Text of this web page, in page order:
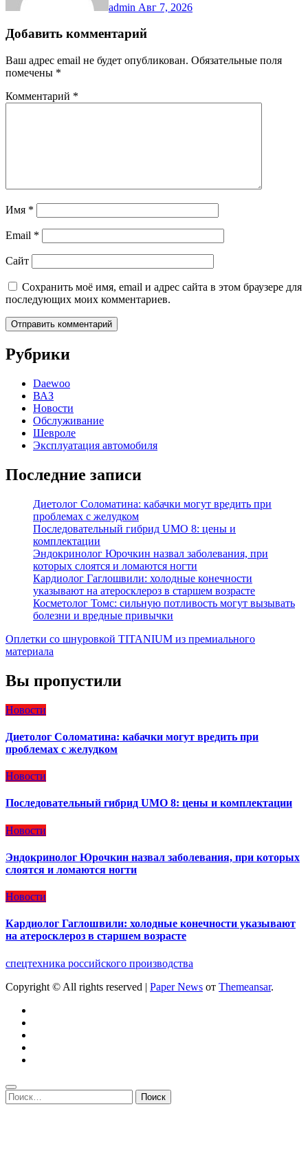
admin Авг 7, 2026
Добавить комментарий
Ваш адрес email не будет опубликован. Обязательные поля
помечены *
Комментарий *
Имя *
Email *
Сайт
Сохранить моё имя, email и адрес сайта в этом браузере для
последующих моих комментариев.
Рубрики
Daewoo
ВАЗ
Новости
Обслуживание
Шевроле
Эксплуатация автомобиля
Последние записи
Диетолог Соломатина: кабачки могут вредить при
проблемах с желудком
Последовательный гибрид UMO 8: цены и
комплектации
Эндокринолог Юрочкин назвал заболевания, при
которых слоятся и ломаются ногти
Кардиолог Гаглошвили: холодные конечности
указывают на атеросклероз в старшем возрасте
Косметолог Томс: сильную потливость могут вызывать
болезни и вредные привычки
Оплетки со шнуровкой TITANIUM из премиального
материала
Вы пропустили
Новости
Диетолог Соломатина: кабачки могут вредить при
проблемах с желудком
Новости
Последовательный гибрид UMO 8: цены и комплектации
Новости
Эндокринолог Юрочкин назвал заболевания, при которых
слоятся и ломаются ногти
Новости
Кардиолог Гаглошвили: холодные конечности указывают
на атеросклероз в старшем возрасте
спецтехника российского производства
Copyright © All rights reserved | Paper News от Themeansar.
Найти: